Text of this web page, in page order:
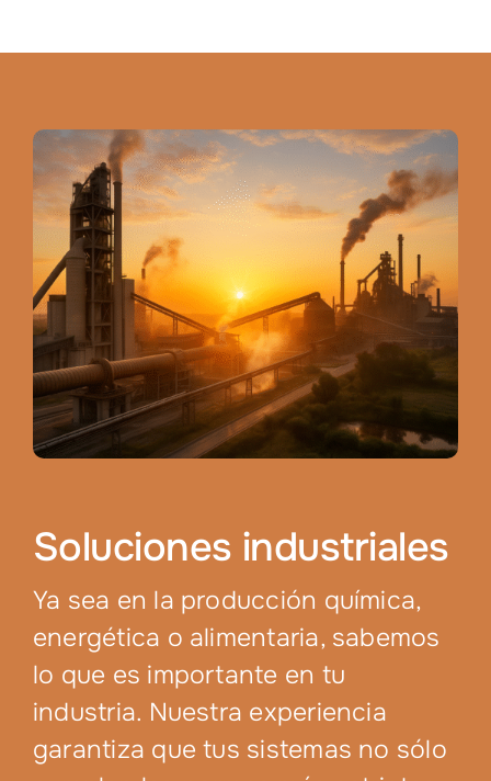
Soluciones industriales
Ya sea en la producción química,
energética o alimentaria, sabemos
lo que es importante en tu
industria. Nuestra experiencia
garantiza que tus sistemas no sólo